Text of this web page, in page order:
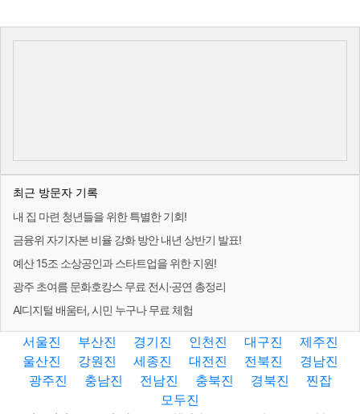
최근 방문자 기록
내 집 마련 청년들을 위한 특별한 기회!
금융위 자기자본 비율 강화 방안 내년 상반기 발표!
예산 15조 소상공인과 스타트업을 위한 지원!
광주 초여름 문화호캉스 무료 전시·공연 총정리
AI디지털 배움터, 시민 누구나 무료 체험
서울진 부산진 경기진 인천진 대구진
제주진
울산진
강원진 세종진 대전진 전북진
경남진
광주진
충남진 전남진 충북진 경북진
찐잡
모두진